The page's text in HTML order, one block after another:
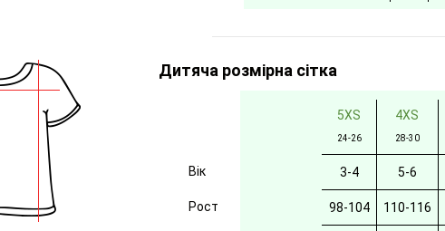
Дитяча розмірна сітка
5XS
24-26
4XS
28-30
Вік 3-4 5-6
Рост 98-104 110-116